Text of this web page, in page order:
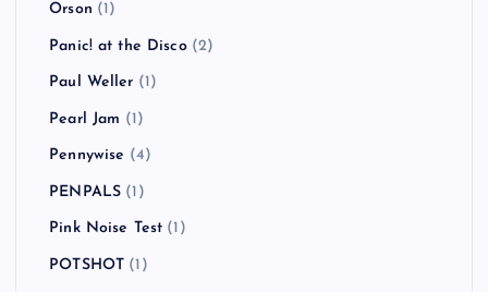
Orson (1)
Panic! at the Disco(2)
Paul Weller (1)
Pearl Jam (1)
Pennywise (4)
PENPALS (1)
Pink Noise Test (1)
POTSHOT (1)